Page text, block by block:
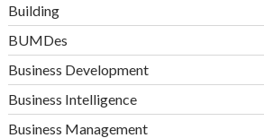
Building
BUMDes
Business Development
Business Intelligence
Business Management